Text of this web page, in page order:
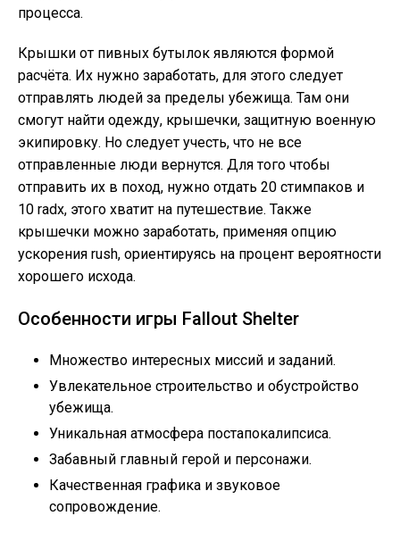
процесса.
Крышки от пивных бутылок являются формой
расчёта. Их нужно заработать, для этого следует
отправлять людей за пределы убежища. Там они
смогут найти одежду, крышечки, защитную военную
экипировку. Но следует учесть, что не все
отправленные люди вернутся. Для того чтобы
отправить их в поход, нужно отдать 20 стимпаков и
10 radx, этого хватит на путешествие. Также
крышечки можно заработать, применяя опцию
ускорения rush, ориентируясь на процент вероятности
хорошего исхода.
Особенности игры Fallout Shelter
Множество интересных миссий и заданий.
Увлекательное строительство и обустройство
убежища.
Уникальная атмосфера постапокалипсиса.
Забавный главный герой и персонажи.
Качественная графика и звуковое
сопровождение.